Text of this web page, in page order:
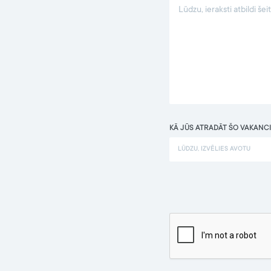
KĀ JŪS ATRADĀT ŠO
LŪDZU, IZVĒLIES AVOTU